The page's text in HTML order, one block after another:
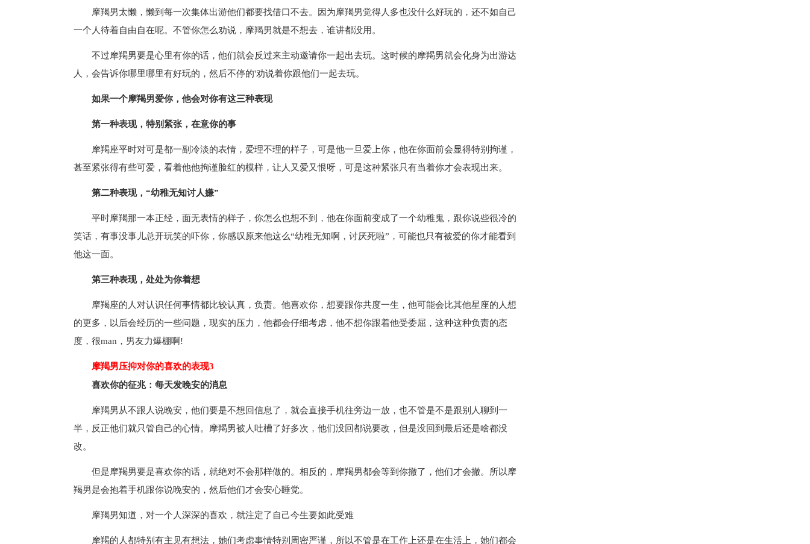
摩羯男太懒，懒到每一次集体出游他们都要找借口不去。因为摩羯男觉得人多也没什么好玩的，还不如自己
一个人待着自由自在呢。不管你怎么劝说，摩羯男就是不想去，谁讲都没用。
不过摩羯男要是心里有你的话，他们就会反过来主动邀请你一起出去玩。这时候的摩羯男就会化身为出游达
人，会告诉你哪里哪里有好玩的，然后不停的'劝说着你跟他们一起去玩。
如果一个摩羯男爱你，他会对你有这三种表现
第一种表现，特别紧张，在意你的事
摩羯座平时对可是都一副冷淡的表情，爱理不理的样子，可是他一旦爱上你，他在你面前会显得特别拘谨，
甚至紧张得有些可爱，看着他他拘谨脸红的模样，让人又爱又恨呀，可是这种紧张只有当着你才会表现出来。
第二种表现，“幼稚无知讨人嫌”
平时摩羯那一本正经，面无表情的样子，你怎么也想不到，他在你面前变成了一个幼稚鬼，跟你说些很冷的
笑话，有事没事儿总开玩笑的吓你，你感叹原来他这么“幼稚无知啊，讨厌死啦”，可能也只有被爱的你才能看到
他这一面。
第三种表现，处处为你着想
摩羯座的人对认识任何事情都比较认真，负责。他喜欢你，想要跟你共度一生，他可能会比其他星座的人想
的更多，以后会经历的一些问题，现实的压力，他都会仔细考虑，他不想你跟着他受委屈，这种这种负责的态
度，很man，男友力爆棚啊!
摩羯男压抑对你的喜欢的表现3
喜欢你的征兆：每天发晚安的消息
摩羯男从不跟人说晚安，他们要是不想回信息了，就会直接手机往旁边一放，也不管是不是跟别人聊到一
半，反正他们就只管自己的心情。摩羯男被人吐槽了好多次，他们没回都说要改，但是没回到最后还是啥都没
改。
但是摩羯男要是喜欢你的话，就绝对不会那样做的。相反的，摩羯男都会等到你撤了，他们才会撤。所以摩
羯男是会抱着手机跟你说晚安的，然后他们才会安心睡觉。
摩羯男知道，对一个人深深的喜欢，就注定了自己今生要如此受难
摩羯的人都特别有主见有想法，她们考虑事情特别周密严谨，所以不管是在工作上还是在生活上，她们都会